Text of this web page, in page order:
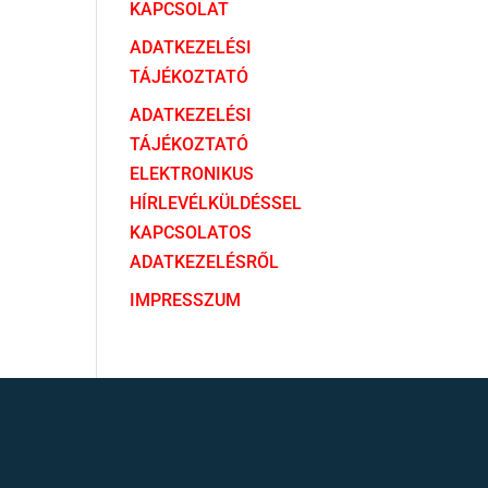
KAPCSOLAT
ADATKEZELÉSI
TÁJÉKOZTATÓ
ADATKEZELÉSI
TÁJÉKOZTATÓ
ELEKTRONIKUS
HÍRLEVÉLKÜLDÉSSEL
KAPCSOLATOS
ADATKEZELÉSRŐL
IMPRESSZUM